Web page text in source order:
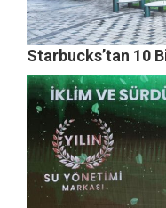
Starbucks’tan 10